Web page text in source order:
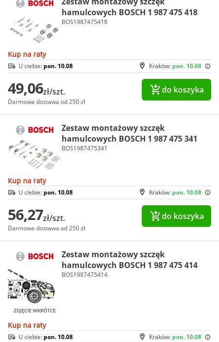
hamulcowych BOSCH 1 987 475 418
BOS1987475418
Kup na raty
Kraków: pon. 10.08
U ciebie: pon. 10.08
49,06zł/szt.
Darmowa dostawa od 250 zł
do koszyka
Zestaw montażowy szczęk
hamulcowych BOSCH 1 987 475 341
BOS1987475341
Kup na raty
Kraków: pon. 10.08
U ciebie: pon. 10.08
56,27zł/szt.
Darmowa dostawa od 250 zł
do koszyka
Zestaw montażowy szczęk
hamulcowych BOSCH 1 987 475 414
BOS1987475414
Kup na raty
Kraków: pon. 10.08
U ciebie: pon. 10.08